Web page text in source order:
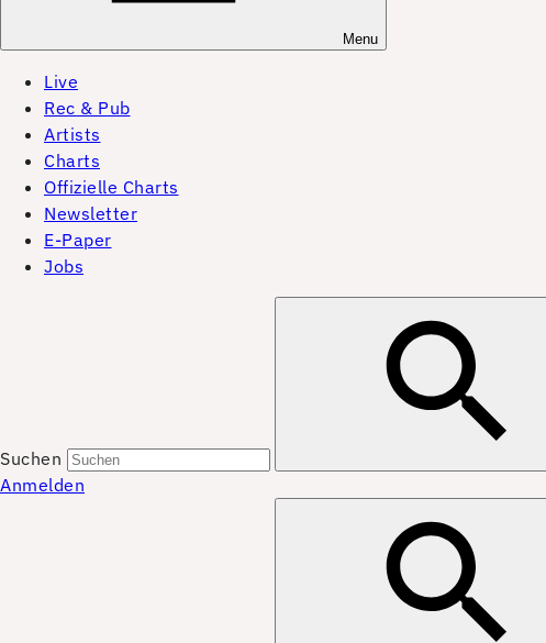
Menu
Live
Rec & Pub
Artists
Charts
Offizielle Charts
Newsletter
E-Paper
Jobs
Suchen
Anmelden